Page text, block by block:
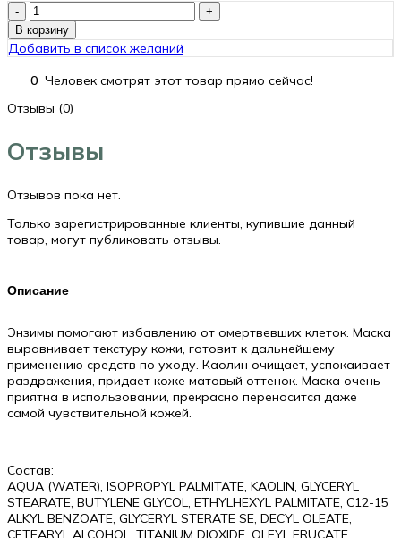
Количество
товара
Пилинг:
Энзимная
маска
/
Enzyme
50мл
В корзину
Добавить в список желаний
0 Человек смотрят этот товар прямо сейчас!
Отзывы (0)
Отзывы
Отзывов пока нет.
Только зарегистрированные клиенты, купившие данный
товар, могут публиковать отзывы.
Описание
Энзимы помогают избавлению от омертвевших клеток. Маска
выравнивает текстуру кожи, готовит к дальнейшему
применению средств по уходу. Каолин очищает, успокаивает
раздражения, придает коже матовый оттенок. Маска очень
приятна в использовании, прекрасно переносится даже
самой чувствительной кожей.
Состав:
AQUA (WATER), ISOPROPYL PALMITATE, KAOLIN, GLYCERYL
STEARATE, BUTYLENE GLYCOL, ETHYLHEXYL PALMITATE, C12-15
ALKYL BENZOATE, GLYCERYL STERATE SE, DECYL OLEATE,
CETEARYL ALCOHOL, TITANIUM DIOXIDE, OLEYL ERUCATE,